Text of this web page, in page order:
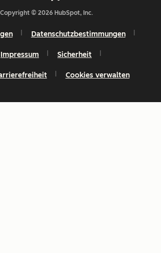
Copyright © 2026 HubSpot, Inc.
Datenschutzbestimmungen
Impressum Sicherheit
Cookies verwalten